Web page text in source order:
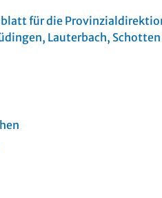
für die
Lauterbach,